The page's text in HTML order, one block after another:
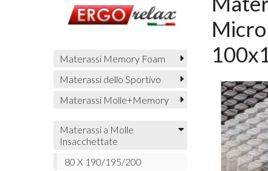
Materassi Memory Foam
Materassi dello Sportivo
Materassi Molle+Memory
Materassi a Molle
Insacchettate
80 X 190/195/200